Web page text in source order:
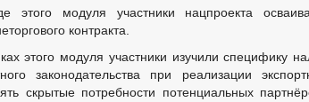
этого модуля участники нацпроекта
контракта.
этого модуля участники изучили специфику
законодательства при реализации
скрытые потребности потенциальных